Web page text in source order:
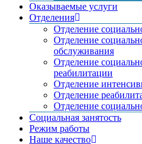
Оказываемые услуги
Отделения
Отделение
Отделение
обслуживания
Отделение
реабилитации
Отделение
Отделение
Отделение
Социальная занятость
Режим работы
Наше качество